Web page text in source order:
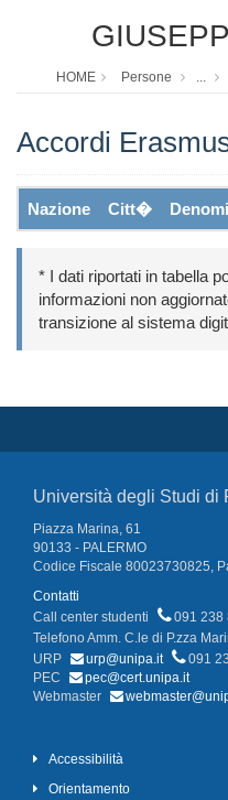
HOME Persone ...
Accordi
Nazione Citt�
* I dati riportati in tabella
informazioni non
transizione al sistema
Università degli Studi di
Piazza Marina, 61
90133 - PALERMO
Codice Fiscale 80023730825,
Contatti
Call center studenti
091 238
Telefono Amm. C.le di P.zza
URP
urp@unipa.it
091
PEC
pec@cert.unipa.it
Webmaster
Accessibilità
Orientamento